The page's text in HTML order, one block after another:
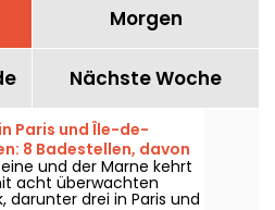
Morgen
Nächste Woche
Paris und Île-de-
8 Badestellen, davon
Seine und der Marne.
und der Marne kehrt
acht überwachten
darunter drei in Paris und